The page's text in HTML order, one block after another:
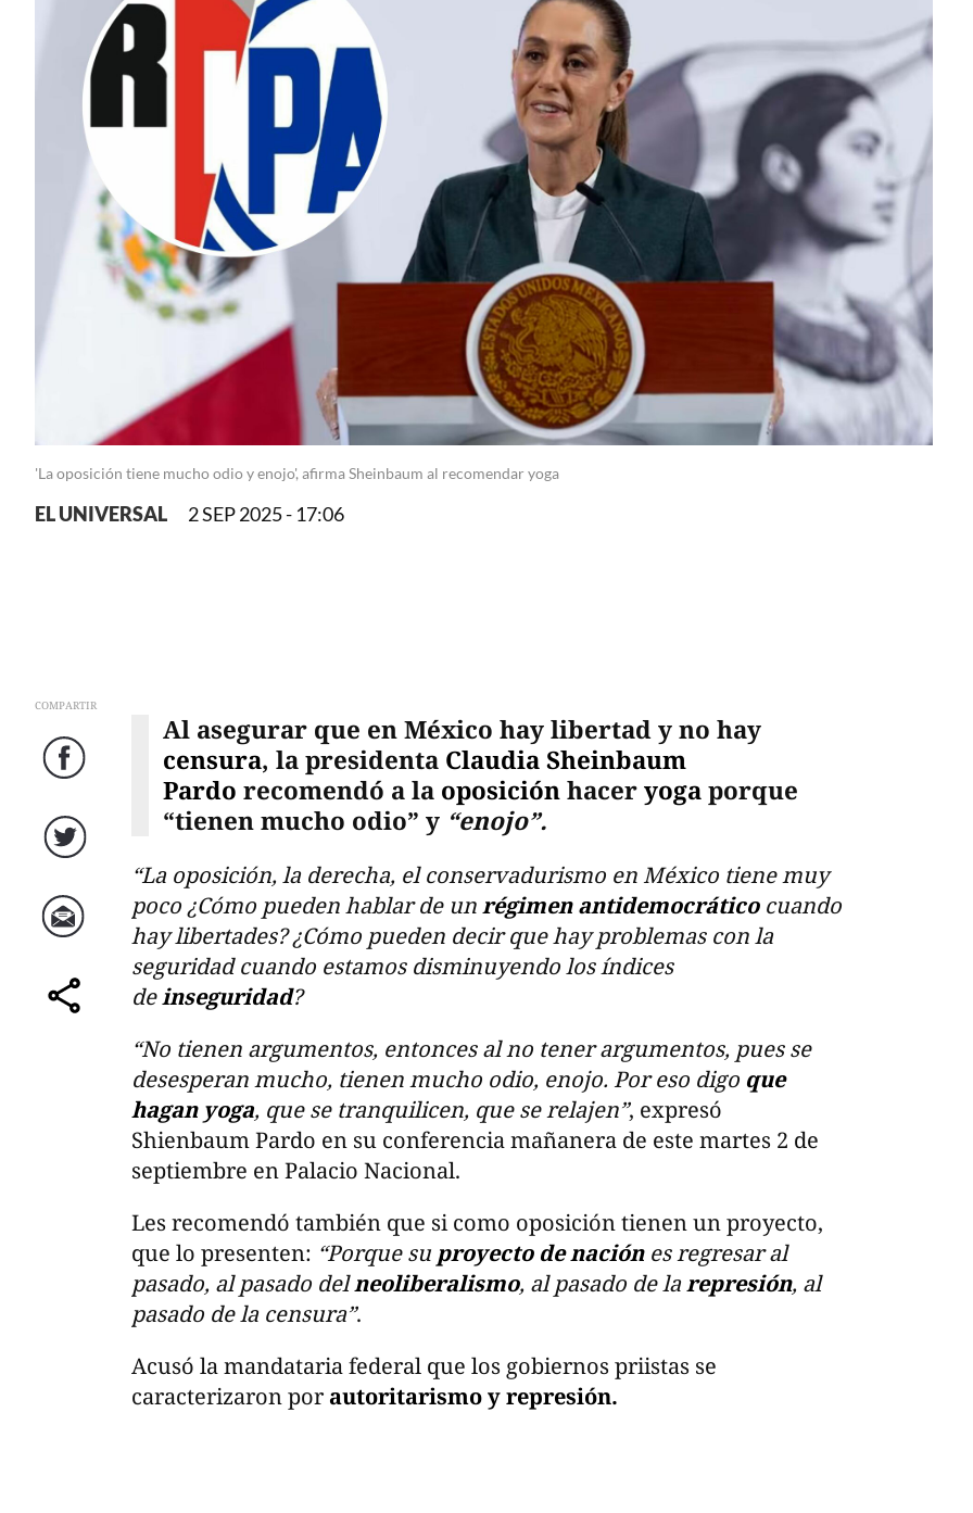
'La oposición tiene mucho odio y enojo', afirma Sheinbaum al recomendar yoga
EL UNIVERSAL 2 SEP 2025 - 17:06
COMPARTIR
Facebook
Twitter
Correo
comparte
Al asegurar que en México hay libertad y no hay
censura, la presidenta Claudia Sheinbaum
Pardo recomendó a la oposiciónhaceryogaporque
“tienen mucho odio” y “enojo”.
“La oposición, la derecha, el conservadurismo en México tiene muy
poco ¿Cómo pueden hablar de unrégimen antidemocrático cuando
hay libertades? ¿Cómo pueden decir que hay problemas con la
seguridad cuando estamos disminuyendo los índices
deinseguridad?
“No tienen argumentos, entonces al no tener argumentos, pues se
desesperan mucho, tienen mucho odio, enojo. Por eso digo que
hagan yoga, que se tranquilicen, que se relajen”, expresó
Shienbaum Pardo en su conferencia mañanera de este martes 2 de
septiembre en Palacio Nacional.
Les recomendó también que si como oposición tienen un proyecto,
que lo presenten: “Porque su proyecto de naciónes regresar al
pasado, al pasado delneoliberalismo, al pasado de larepresión, al
pasado de la censura”.
Acusó la mandataria federal que los gobiernos priistas se
caracterizaron por autoritarismo y represión.